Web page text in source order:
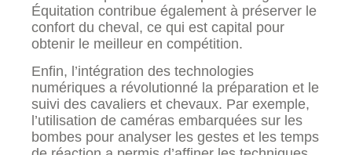
Équitation contribue également à préserver le
confort du cheval, ce qui est capital pour
obtenir le meilleur en compétition.
Enfin, l’intégration des technologies
numériques a révolutionné la préparation et le
suivi des cavaliers et chevaux. Par exemple,
l’utilisation de caméras embarquées sur les
bombes pour analyser les gestes et les temps